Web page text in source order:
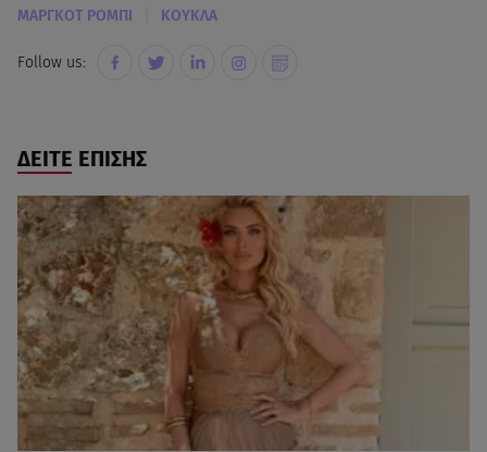
ΜΑΡΓΚΟΤ ΡΟΜΠΙ ΚΟΥΚΛΑ
Follow us:
ΔΕΙΤΕ ΕΠΙΣΗΣ